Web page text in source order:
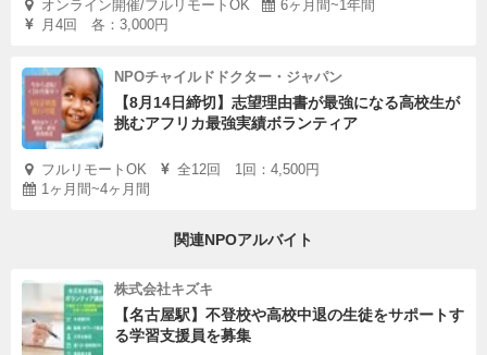
オンライン開催/フルリモートOK
6ヶ月間~1年間
月4回 各：3,000円
NPOチャイルドドクター・ジャパン
【8月14日締切】志望理由書が最強になる高校生が
挑むアフリカ最強実績ボランティア
フルリモートOK
全12回 1回：4,500円
1ヶ月間~4ヶ月間
関連NPOアルバイト
株式会社キズキ
【名古屋駅】不登校や高校中退の生徒をサポートす
る学習支援員を募集